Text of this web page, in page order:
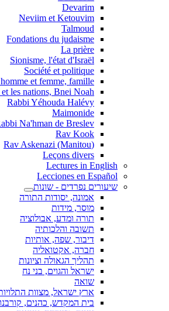
Devarim
Neviim et Ketouvim
Talmoud
Fondations du judaisme
La prière
Sionisme, l'état d'Israël
Société et politique
et femme, famille
et les nations, Bnei Noah
Rabbi Yéhouda Halévy
Maimonide
Na'hman de Breslev
Rav Kook
(Rav Askenazi (Manitou
Leçons divers
Lectures in English
Lecciones en Español
שיעורים נפרדים - שונות
אמונה, יסודות התורה
מוסר, מידות
תורה ומדע, אבולוציה
תשובה והלכותיה
דיבור, שפה, אותיות
חברה, אקטואליה
תהליך הגאולה וציונות
ישראל והגוים, בני נח
שואה
ארץ ישראל, מצוות
בית המקדש, כהנים,